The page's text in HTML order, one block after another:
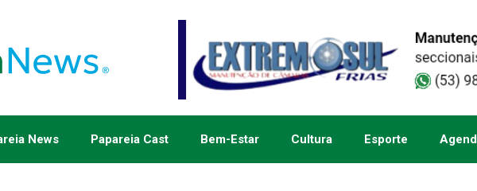
News Papareia Cast Bem-Estar Cultura Esporte